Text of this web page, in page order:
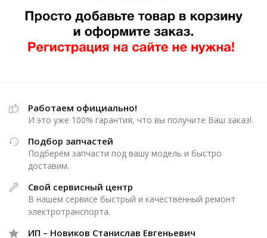
Работаем официально!
И это уже 100% гарантия, что вы получите Ваш заказ!.
Подбор запчастей
Подберём запчасти под вашу модель и быстро
доставим.
Свой сервисный центр
В нашем сервисе быстрый и качественный ремонт
электротранспорта.
ИП – Новиков Станислав Евгеньевич